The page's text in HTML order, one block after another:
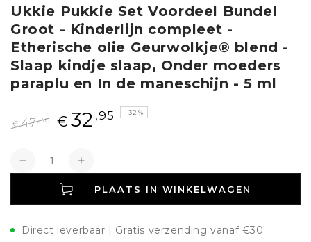
Ukkie Pukkie Set Voordeel Bundel
Groot - Kinderlijn compleet -
Etherische olie Geurwolkje® blend -
Slaap kindje slaap, Onder moeders
paraplu en In de maneschijn - 5 ml
€ 47,80 € 32 ,95 –32%
Aantal
Verlagen Verhogen
PLAATS IN WINKELWAGEN
Direct leverbaar | Gratis verzending vanaf €30